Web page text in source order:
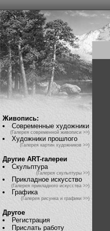
Живопись:
Современные художники
(Галерея современной живописи >>)
Художники прошлого
(Галерея картин художников >>)
Другие ART-галереи
Скульптура
(Галерея скульптуры >>)
Прикладное искусство
(Галерея прикладного искусства >>)
Графика
(Галерея рисунка и графики >>)
Другое
Регистрация
Прислать работу